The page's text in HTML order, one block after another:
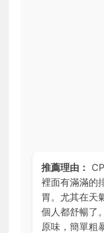
推薦理由：
裡面有滿滿的
胃。尤其在天
個人都舒暢了
原味，簡單粗